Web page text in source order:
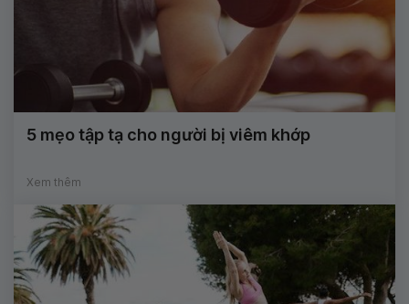
5 mẹo tập tạ cho người bị viêm khớp
Xem thêm